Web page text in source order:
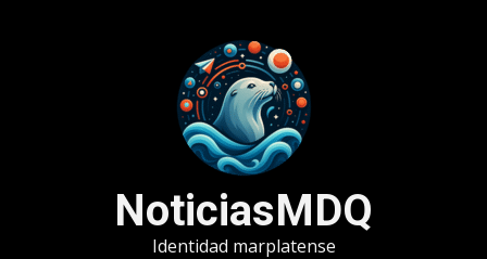
NoticiasMDQ
Identidad marplatense